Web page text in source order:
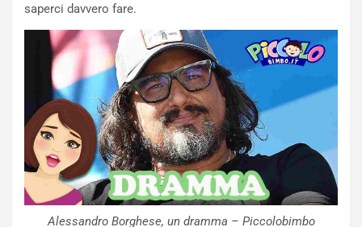
saperci davvero fare.
Alessandro Borghese, un dramma – Piccolobimbo